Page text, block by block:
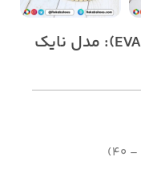
دمپایی بیمارستانی مردانه (EVA): مدل نایک